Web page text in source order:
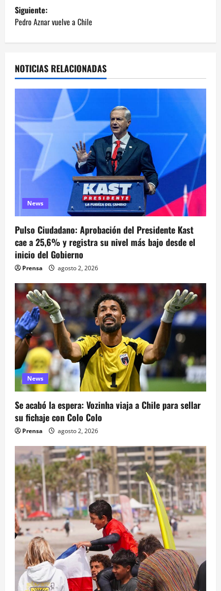
v
e
g
a
c
i
ó
d
e
n
t
r
a
d
a
s
Siguiente:
Pedro Aznar vuelve a Chile
NOTICIAS RELACIONADAS
News
Pulso Ciudadano: Aprobación del Presidente Kast
cae a 25,6% y registra su nivel más bajo desde el
inicio del Gobierno
Prensa agosto 2, 2026
News
Se acabó la espera: Vozinha viaja a Chile para sellar
su fichaje con Colo Colo
Prensa agosto 2, 2026